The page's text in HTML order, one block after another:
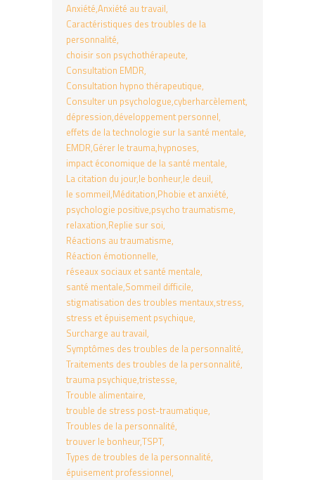
Anxiété Anxiété au travail
Caractéristiques des troubles de la
personnalité
choisir son psychothérapeute
Consultation EMDR
Consultation hypno thérapeutique
Consulter un psychologue cyberharcèlement
dépression développement personnel
effets de la technologie sur la santé mentale
EMDR Gérer le trauma hypnoses
impact économique de la santé mentale
La citation du jour le bonheur le deuil
le sommeil Méditation Phobie et anxiété
psychologie positive psycho traumatisme
relaxation Replie sur soi
Réactions au traumatisme
Réaction émotionnelle
réseaux sociaux et santé mentale
santé mentale Sommeil difficile
stigmatisation des troubles mentaux stress
stress et épuisement psychique
Surcharge au travail
Symptômes des troubles de la personnalité
Traitements des troubles de la personnalité
trauma psychique tristesse
Trouble alimentaire
trouble de stress post-traumatique
Troubles de la personnalité
trouver le bonheurTSPT
Types de troubles de la personnalité
épuisement professionnel